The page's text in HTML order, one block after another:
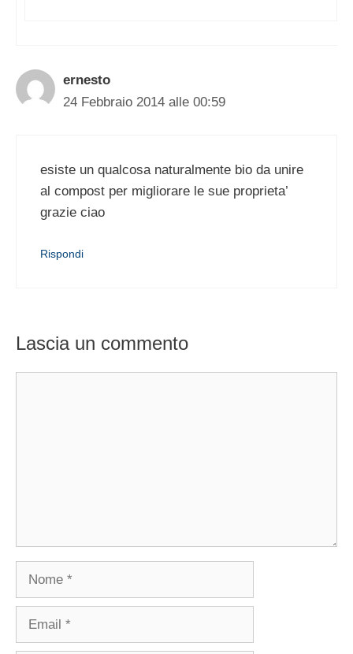
ernesto
24 Febbraio 2014 alle 00:59
esiste un qualcosa naturalmente bio da unire
al compost per migliorare le sue proprieta’
grazie ciao
Rispondi
Lascia un commento
Nome
Email